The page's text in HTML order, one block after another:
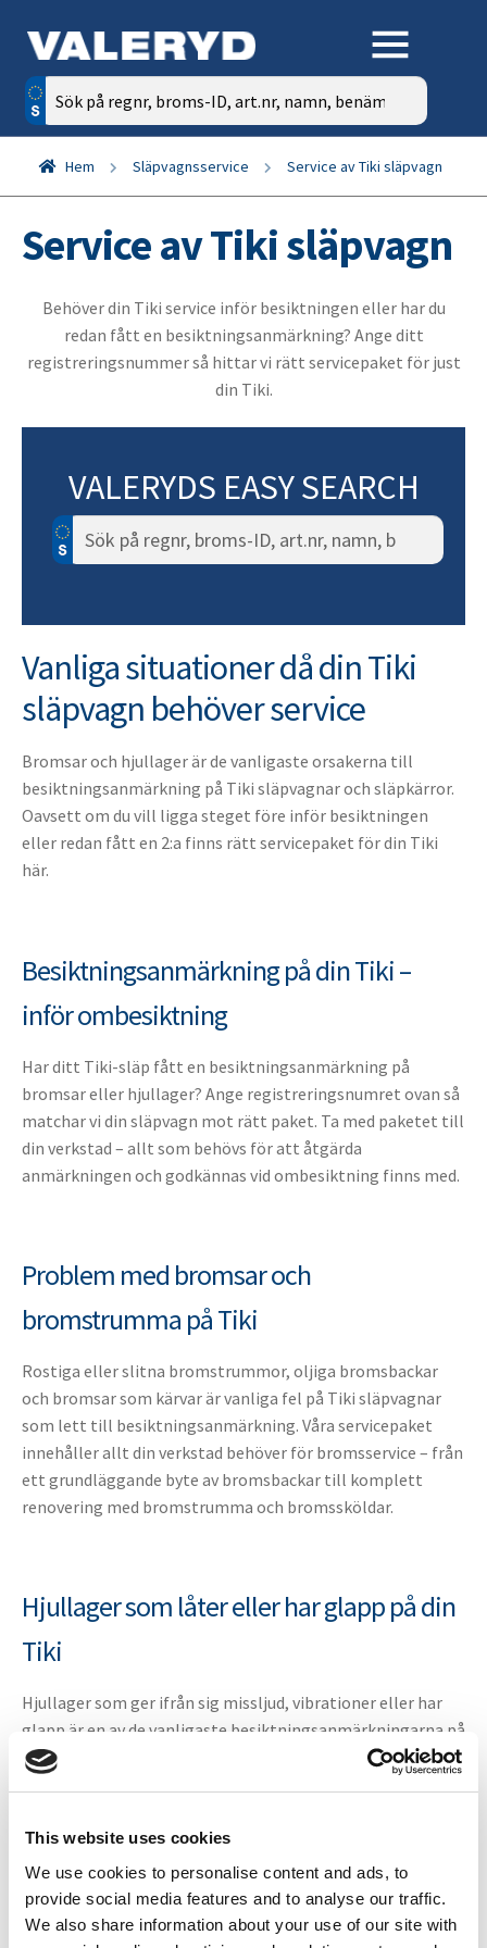
This website uses cookies
We use cookies to personalise content and ads, to
provide social media features and to analyse our traffic.
We also share information about your use of our site with
Sök
efter:
Hem Släpvagnsservice Service av Tiki släpvagn
Service av Tiki släpvagn
Behöver din Tiki service inför besiktningen eller har du
redan fått en besiktningsanmärkning? Ange ditt
registreringsnummer så hittar vi rätt servicepaket för just
din Tiki.
VALERYDS EASY SEARCH
Sök
efter:
Vanliga situationer då din Tiki
släpvagn behöver service
Bromsar och hjullager är de vanligaste orsakerna till
besiktningsanmärkning på Tiki släpvagnar och släpkärror.
Oavsett om du vill ligga steget före inför besiktningen
eller redan fått en 2:a finns rätt servicepaket för din Tiki
här.
Besiktningsanmärkning på din Tiki –
inför ombesiktning
Har ditt Tiki-släp fått en besiktningsanmärkning på
bromsar eller hjullager? Ange registreringsnumret ovan så
matchar vi din släpvagn mot rätt paket. Ta med paketet till
din verkstad – allt som behövs för att åtgärda
anmärkningen och godkännas vid ombesiktning finns med.
Problem med bromsar och
bromstrumma på Tiki
Rostiga eller slitna bromstrummor, oljiga bromsbackar
och bromsar som kärvar är vanliga fel på Tiki släpvagnar
som lett till besiktningsanmärkning. Våra servicepaket
innehåller allt din verkstad behöver för bromsservice – från
ett grundläggande byte av bromsbackar till komplett
renovering med bromstrumma och bromssköldar.
Hjullager som låter eller har glapp på din
Tiki
Hjullager som ger ifrån sig missljud, vibrationer eller har
glapp är en av de vanligaste besiktningsanmärkningarna på
Tiki släpvagnar och släpkärror. Ta med ett servicepaket
finns med.
Fyra nivåer – välj efter behovet